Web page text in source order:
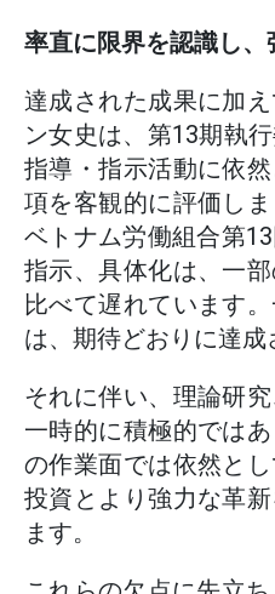
率直に限界を認識し
達成された成果に加
ン女史は、第13期執
指導・指示活動に依
項を客観的に評価しま
ベトナム労働組合第
指示、具体化は、一
比べて遅れています
は、期待どおりに達成
それに伴い、理論研
一時的に積極的では
の作業面では依然と
投資とより強力な革
ます。